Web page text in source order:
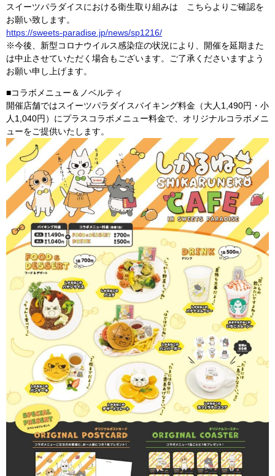
スイーツパラダイスにおける衛生取り組みは こちらよりご確認を
お願い致します。
https://sweets-paradise.jp/news/sp1216/
※今後、新型コロナウイルス感染症の状況により、開催を延期また
は中止させていただく場合もございます。ご了承くださいますよう
お願い申し上げます。
■コラボメニュー＆ノベルティ
開催店舗ではスイーツパラダイスバイキング料金（大人1,490円・小
人1,040円）にプラスコラボメニュー料金で、オリジナルコラボメニ
ューをご提供いたします。